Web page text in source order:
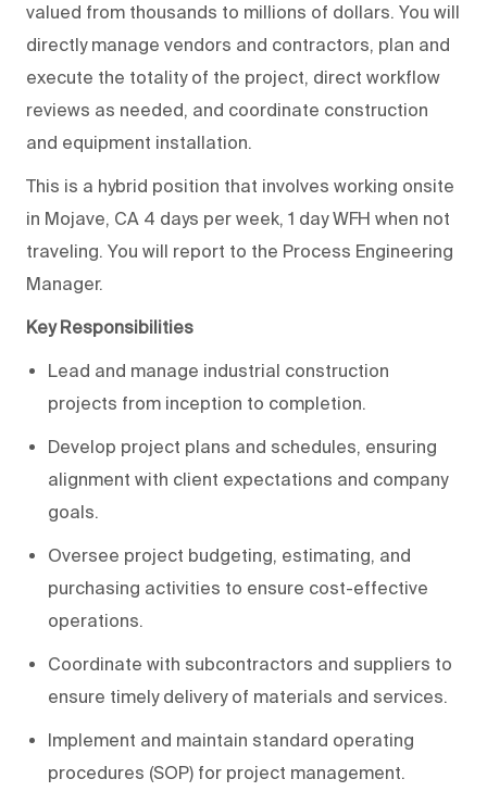
valued from thousands to millions of dollars. You will
directly manage vendors and contractors, plan and
execute the totality of the project, direct workflow
reviews as needed, and coordinate construction
and equipment installation.
This is a hybrid position that involves working onsite
in Mojave, CA 4 days per week, 1 day WFH when not
traveling. You will report to the Process Engineering
Manager.
KeyResponsibilities
Lead and manage industrial construction
projects from inception to completion.
Develop project plans and schedules, ensuring
alignment with client expectations and company
goals.
Oversee project budgeting, estimating, and
purchasing activities to ensure cost-effective
operations.
Coordinate with subcontractors and suppliers to
ensure timelydelivery of materials and services.
Implement and maintain standard operating
procedures (SOP) for project management.